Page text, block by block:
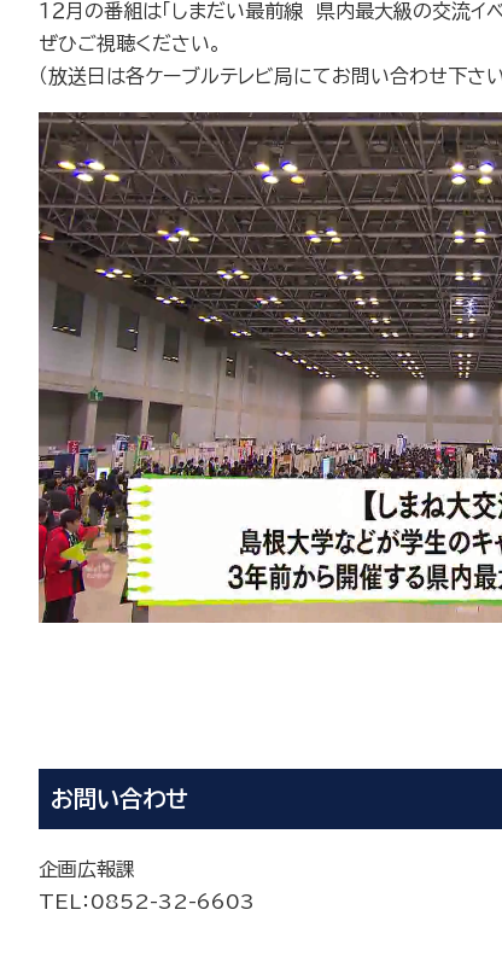
１２月の番組は「しまだい最前線 県内最大級の交流イ
ぜひご視聴ください。
（放送日は各ケーブルテレビ局にてお問い合わせ下さい
お問い合わせ
企画広報課
TEL
：0852-32-6603